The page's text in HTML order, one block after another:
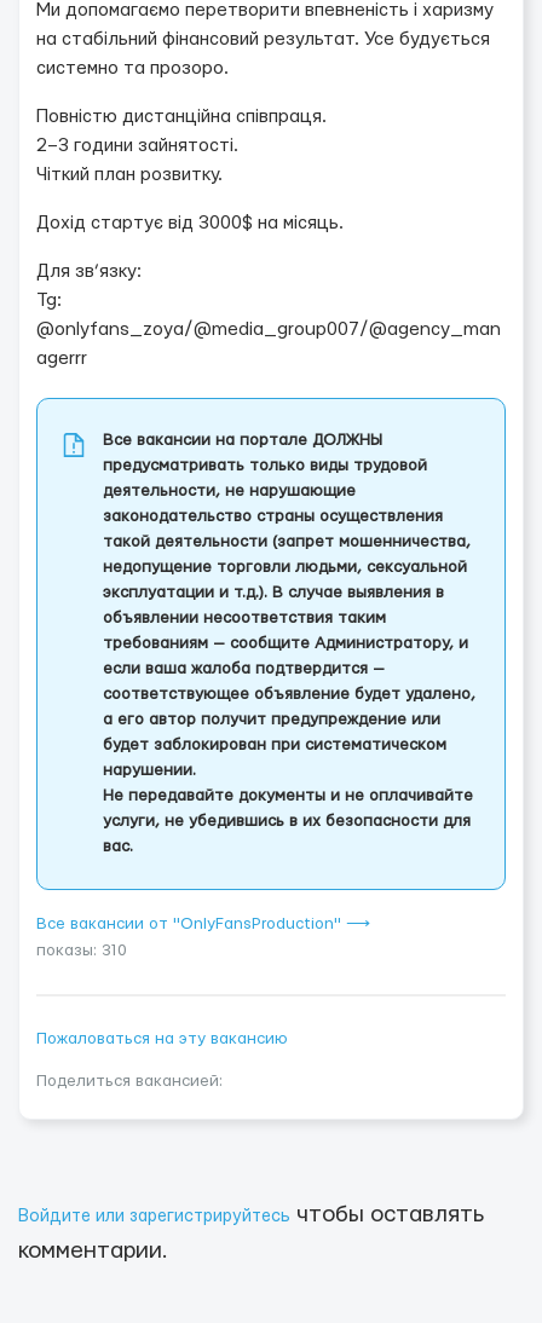
Ми допомагаємо перетворити впевненість і харизму
на стабільний фінансовий результат. Усе будується
системно та прозоро.
Повністю дистанційна співпраця.
2–3 години зайнятості.
Чіткий план розвитку.
Дохід стартує від 3000$ на місяць.
Для зв’язку:
Tg:
@onlyfans_zoya/@media_group007/@agency_man
agerrr
Все вакансии на портале ДОЛЖНЫ
предусматривать только виды трудовой
деятельности, не нарушающие
законодательство страны осуществления
такой деятельности (запрет мошенничества,
недопущение торговли людьми, сексуальной
эксплуатации и т.д.). В случае выявления в
объявлении несоответствия таким
требованиям — сообщите Администратору, и
если ваша жалоба подтвердится —
соответствующее объявление будет удалено,
а его автор получит предупреждение или
будет заблокирован при систематическом
нарушении.
Не передавайте документы и не оплачивайте
услуги, не убедившись в их безопасности для
вас.
Все вакансии от "OnlyFansProduction" ⟶
показы: 310
Пожаловаться на эту вакансию
Поделиться вакансией:
Войдите или зарегистрируйтесь чтобы оставлять
комментарии.